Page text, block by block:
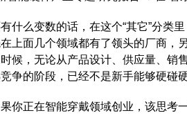
什么变数的话，在这个“其它”分类
上面几个领域都有了领头的厂商，
候，无论从产品设计、供应量、销
争的阶段，已经不是新手能够硬碰
你正在智能穿戴领域创业，该思考